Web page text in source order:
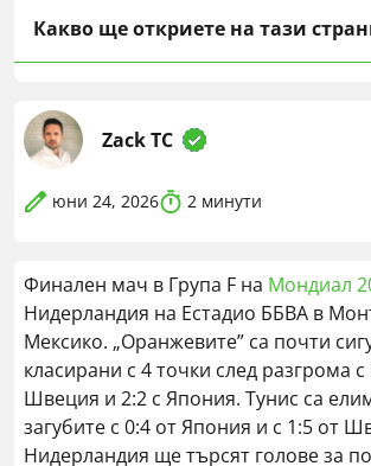
Какво ще откриете на тази
Zack TC
юни 24, 2026 2 минути
Финален мач в Група F на Мондиал
Нидерландия на Естадио ББВА в
Мексико. „Оранжевите” са почти
класирани с 4 точки след разгрома с
Швеция и 2:2 с Япония. Тунис са
загубите с 0:4 от Япония и с 1:5 от
Нидерландия ще търсят голове за